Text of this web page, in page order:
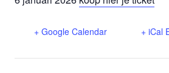
+ Google Calendar + iCal